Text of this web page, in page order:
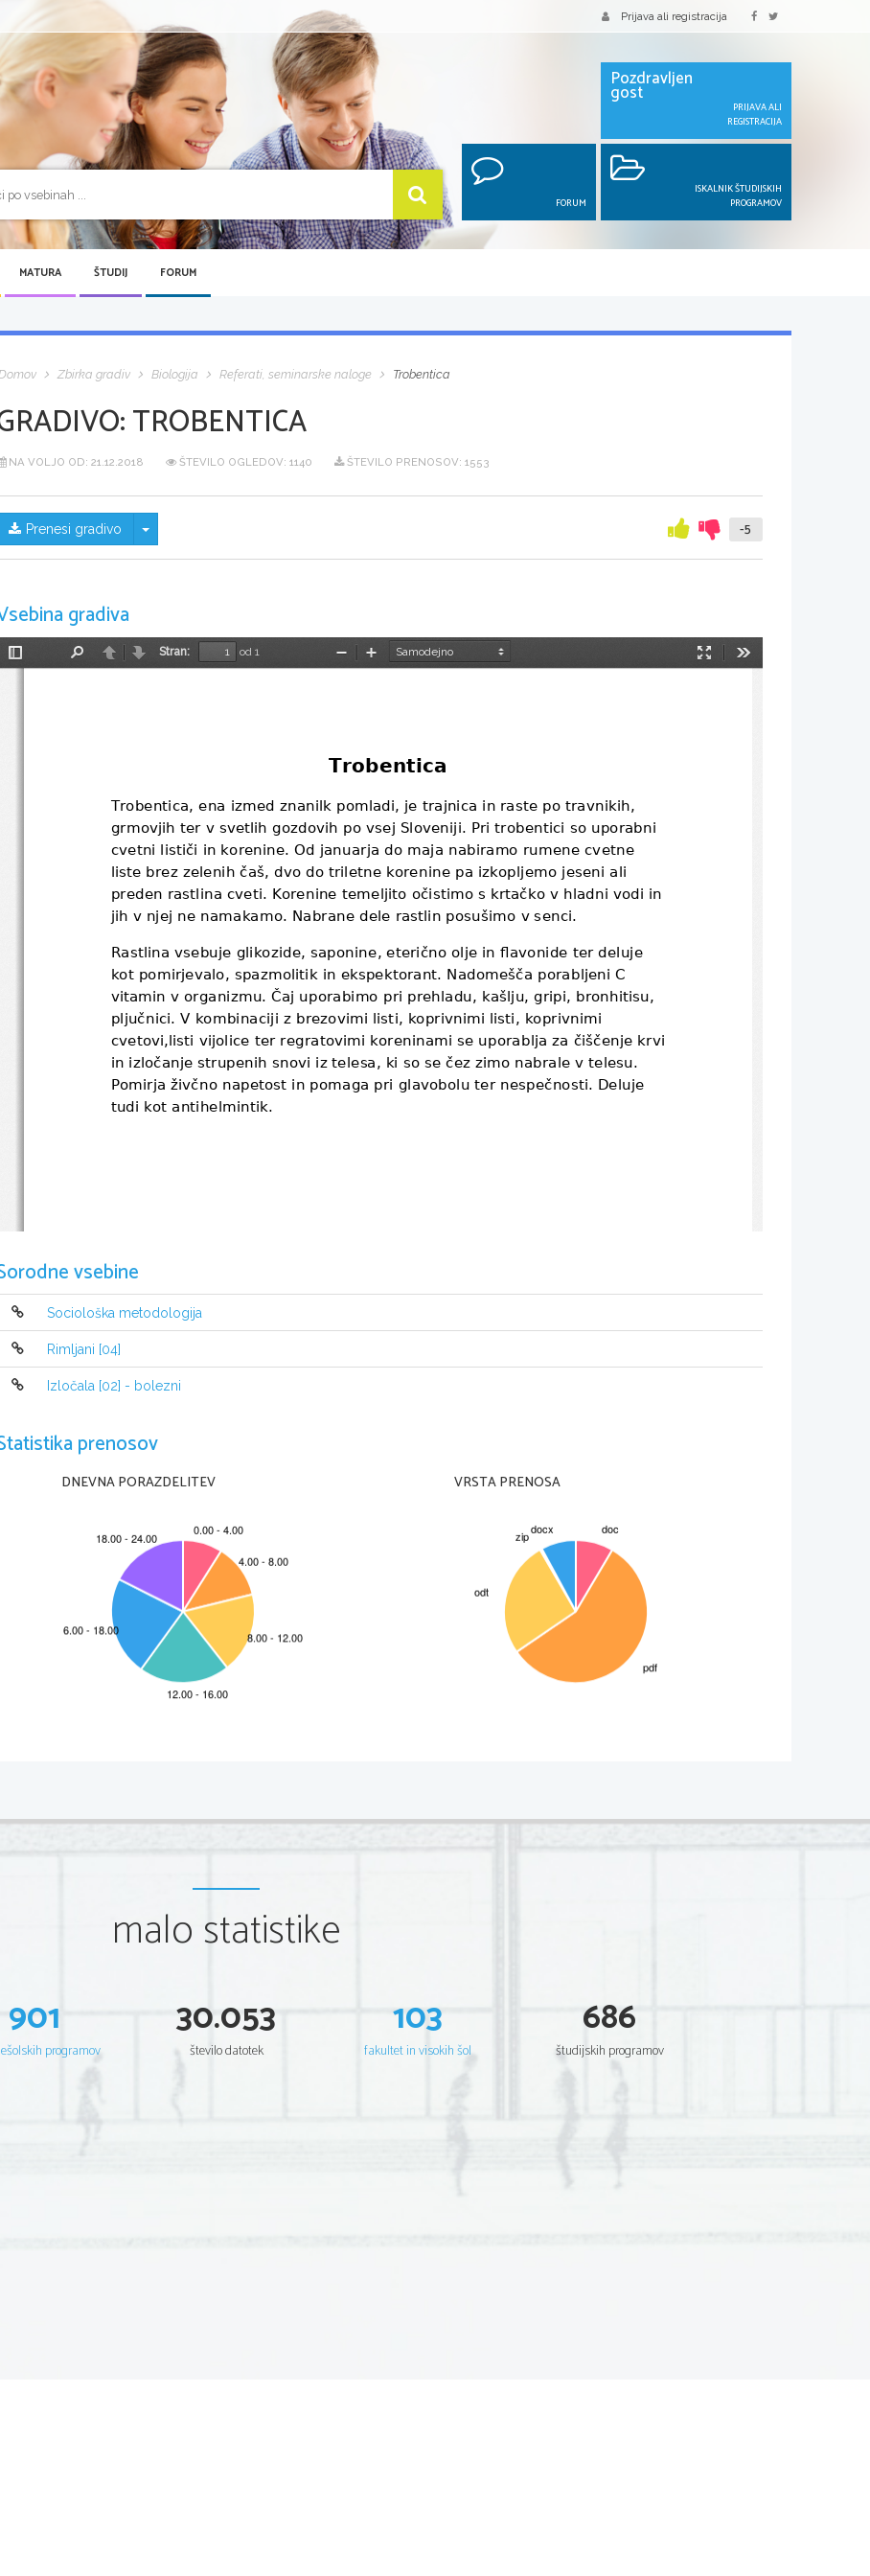
Prijava ali registracija
Pozdravljen
gost
PRIJAVA ALI
REGISTRACIJA
FORUM
ISKALNIK ŠTUDIJSKIH
PROGRAMOV
MATURA ŠTUDIJ FORUM
Zbirka gradiv Biologija Referati, seminarske naloge Trobentica
TROBENTICA
NA VOLJO OD: 21.12.2018 ŠTEVILO OGLEDOV: 1140 ŠTEVILO PRENOSOV: 1553
Prenesi gradivo Skrij/prikaži meni -5
gradiva
Preklopi
NazajNaprej
Stran:
od 1
Način
PomanjšajPovečaj
Trobentica
Trobentica, ena izmed znanilk pomladi, je trajnica in raste po travnikih,
grmovjih ter v svetlih gozdovih po vsej Sloveniji. Pri trobentici so uporabni
cvetni lističi in korenine. Od januarja do maja nabiramo rumene cvetne
liste brez zelenih čaš, dvo do triletne korenine pa izkopljemo jeseni ali
preden rastlina cveti. Korenine temeljito očistimo s krtačko v hladni vodi in
jih v njej ne namakamo. Nabrane dele rastlin posušimo v senci.
Rastlina vsebuje glikozide, saponine, eterično olje in flavonide ter deluje
kot pomirjevalo, spazmolitik in ekspektorant. Nadomešča porabljeni C
vitamin v organizmu. Čaj uporabimo pri prehladu, kašlju, gripi, bronhitisu,
pljučnici. V kombinaciji z brezovimi listi, koprivnimi listi, koprivnimi
cvetovi,listi vijolice ter regratovimi koreninami se uporablja za čiščenje krvi
in izločanje strupenih snovi iz telesa, ki so se čez zimo nabrale v telesu.
Pomirja živčno napetost in pomaga pri glavobolu ter nespečnosti. Deluje
tudi kot antihelmintik.
vsebine
Sociološka metodologija
Rimljani [04]
Izločala [02] - bolezni
prenosov
DNEVNA PORAZDELITEV VRSTA PRENOSA
malo statistike
901
programov
30.053
število datotek
103
fakultet in visokih šol
686
študijskih programov